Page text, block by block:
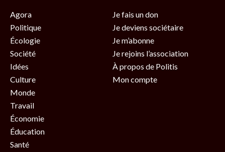
Agora
Politique
Écologie
Société
Idées
Culture
Monde
Travail
Économie
Éducation
Santé
Je fais un don
Je deviens sociétaire
Je m’abonne
Je rejoins l’association
À propos de Politis
Mon compte